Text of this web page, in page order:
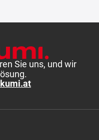
Sie uns, und wir